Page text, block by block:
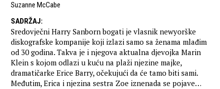
Suzanne McCabe
SADRŽAJ:
Sredovječni Harry Sanborn bogati je vlasnik newyorške
diskografske kompanije koji izlazi samo sa ženama mlađim
od 30 godina. Takva je i njegova aktualna djevojka Marin
Klein s kojom odlazi u kuću na plaži njezine majke,
dramatičarke Erice Barry, očekujući da će tamo biti sami.
Međutim, Erica i njezina sestra Zoe iznenada se pojave…